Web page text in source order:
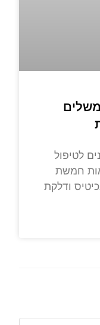
לטיפול
חמשת
ודלקת